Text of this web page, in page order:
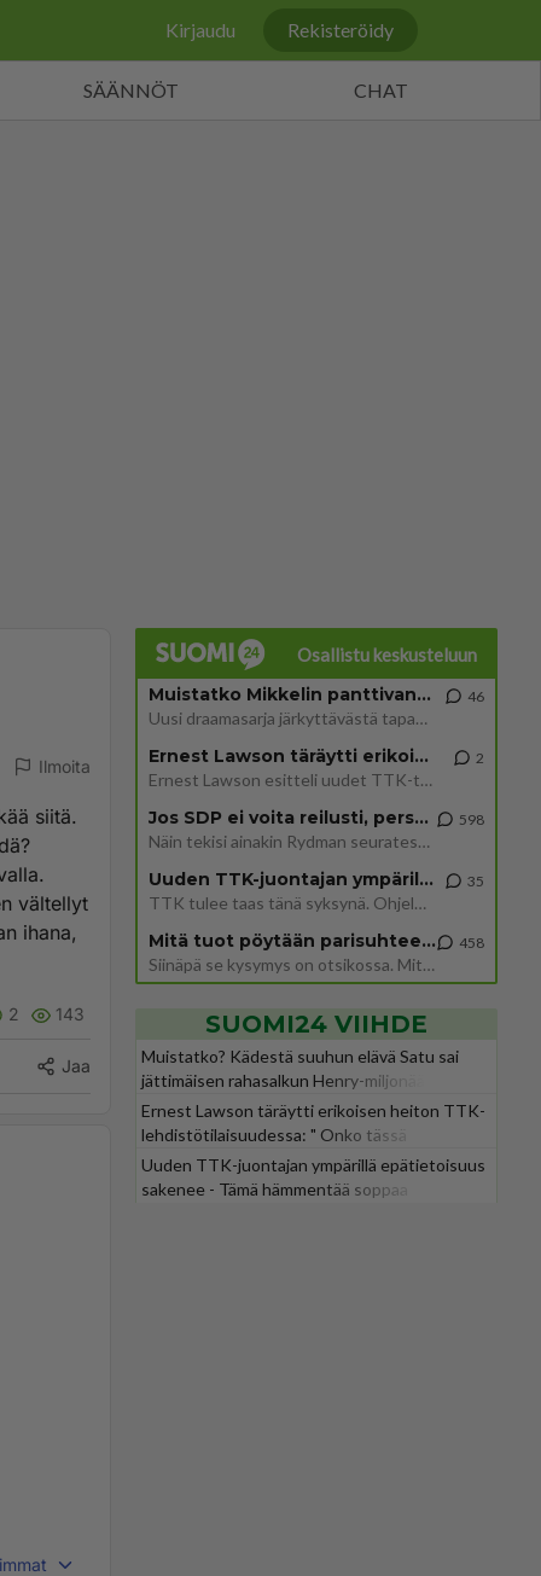
Kirjaudu Rekisteröidy
SÄÄNNÖT CHAT
Ilmoita
siitä.
vältellyt
ihana,
2 143
Jaa
Osallistu keskusteluun
Muistatko Mikkelin panttivankidraaman?
Uusi draamasarja järkyttävästä tapauksesta on tulossa. Tositapahtumiin perustuva sarja ammentaa vuoden 1986 Mikkelin pan
46
Ernest Lawson täräytti erikoisen heiton TTK-lehdistötilaisuudessa: " Onko tässä tarkoituksena...?"
Ernest Lawson esitteli uudet TTK-tähtioppilaat ja opettajat torstaina 6.8. lehdistölle. Tulevalla kaudella on yksi hausk
2
Jos SDP ei voita reilusti, persut kumoavat demokratian Suomesta
Näin tekisi ainakin Rydman seuratessaan idolinsa Trumpin mallia https://www.is.fi/politiikka/art-2000012187244.html
598
Uuden TTK-juontajan ympärillä epätietoisuus sakenee - Nyt MTV hämmentää soppaa
TTK tulee taas tänä syksynä. Ohjelman uudet tähtioppilaat julkistetaan torstaina 6. elokuuta klo 14 alkavassa lehdistö
35
Mitä tuot pöytään parisuhteessa?
Siinäpä se kysymys on otsikossa. Mitäpä siis tuot/toisit pöytään parisuhteessa? Oletko mies vai nainen? Koetko sen mitä
458
SUOMI24 VIIHDE
Muistatko? Kädestä suuhun elävä Satu sai
jättimäisen rahasalkun Henry-miljonääriltä
Ernest Lawson täräytti erikoisen heiton TTK-
lehdistötilaisuudessa: " Onko tässä
tarkoituksena...?"
Uuden TTK-juontajan ympärillä epätietoisuus
sakenee - Tämä hämmentää soppaa